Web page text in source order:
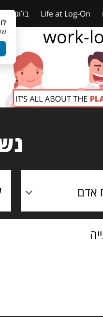
Life at Log-On בלוג
work-
אדם